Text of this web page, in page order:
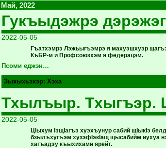
Май, 2022
Гукъыдэжрэ
2022-05-05
Гъатхэмрэ Лэжьыгъэмрэ я махуэшхуэр
КъБР-м и Профсоюзхэм я федерацэм.
Псоми еджэн…
Зыхыхьэхэр: Хэха
Тхылъыр. Тхыгъэр.
2022-05-05
ЦIыхум IэщIагъэ хуэхъунур сабий щIыкIэ
бзылъхугъэм хузэфIэкIащ щысабийм иухуа
хагъадэу къыхихами ярейт.